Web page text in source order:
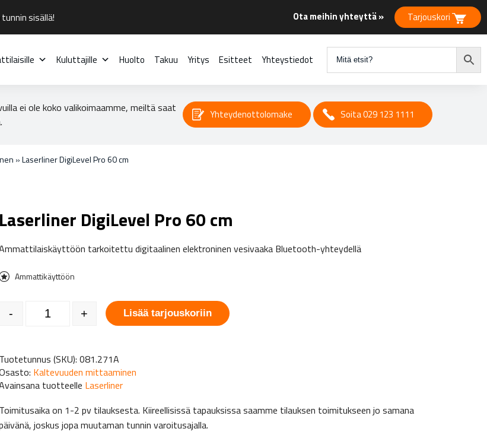
sisällä! Ota meihin yhteyttä » Tarjouskori
Kuluttajille Huolto Takuu Yritys Esitteet Yhteystiedot
ei ole koko valikoimaamme, meiltä saat
Yhteydenottolomake Soita 029 123 1111
»Laserliner DigiLevel Pro 60 cm
Laserliner DigiLevel Pro 60 cm
tarkoitettu digitaalinen elektroninen vesivaaka Bluetooth-yhteydellä
Ammattikäyttöön
Laserliner DigiLevel Pro 60 cm määrä
- + Lisää tarjouskoriin
Tuotetunnus (SKU):081.271A
Kaltevuuden mittaaminen
tuotteelle Laserliner
Toimitusaika on 1-2 pv tilauksesta. Kiireellisissä tapauksissa saamme tilauksen toimitukseen jo samana
joskus jopa muutaman tunnin varoitusajalla.